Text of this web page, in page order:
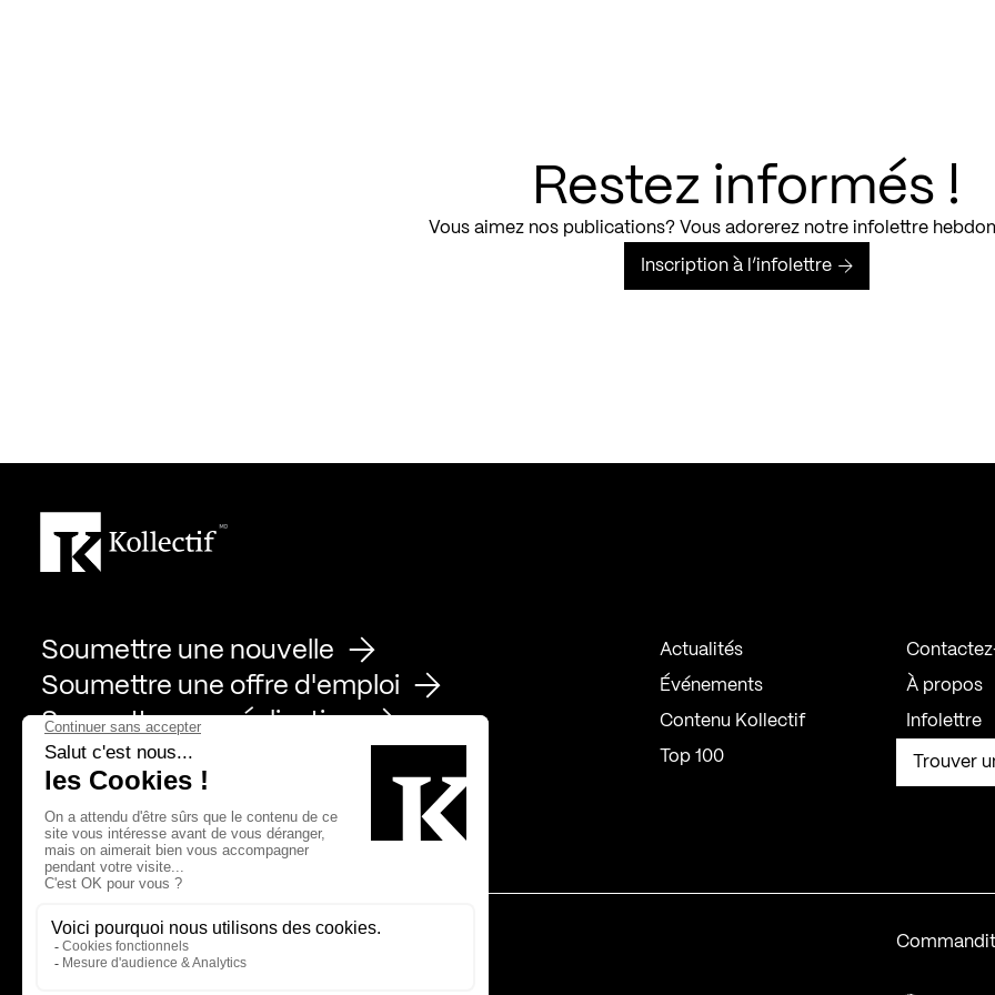
Restez informés !
Vous aimez nos publications? Vous adorerez notre infolettre
Inscription à l’infolettre
Soumettre une nouvelle
Soumettre une offre d'emploi
Soumettre une réalisation
Actualités
Événements
Contenu Kollectif
Top 100
À propos
Infolettre
Trouver
Page Facebook de Kollectif
Page Instagram de Kollectif
Page Linkedin de Kollectif
Partenaires